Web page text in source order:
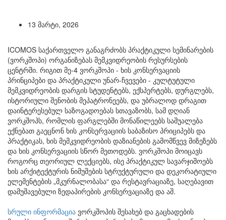
13 მარტი, 2026
ICOMOS საქართველო განაგრძობს პრაქტიკული სემინარების
(ვორკშოპი) ორგანიზებას მემკვიდრეობის რესურსების
ცენტრში. რიგით მე-4 ვორკშოპი - ხის კონსერვაციის
პრინციპები და პრაქტიკული უნარ-ჩვევები - კულტუტული
მემკვიდრეობის დარგის სტუდენტებს, ექსპერტებს, დურგლებს,
ისტორიული შენობის მეპატრონეებს, და უბრალოდ დრაგით
დაინტერესებულ საზოგადოებას სთავაზობს, სამ დღიან
ვორკშოპს, რომლის ფარგლებში მონაწილეებს საშუალება
ექნებათ გაეცნონ ხის კონსერვაციის საბაზისო პრიციპებს და
პრაქტიკას, ხის მემკვიდრეობის დაზიანების გამომწვევ მიზეზებს
და ხის კონსერვაციის სწორ მეთოდებს. ვორკშოპი მოიცავს
როგორც თეორიულ ლექციებს, ისე პრაქტიკულ სავარჯიშოებს
ხის არქიტექტურის ნიმუშების სტრუქტურული და დეკორატიული
ელემენტების „მკურნალობასა“ და რესტავრაციაზე, საღებავით
დამუშავებული ზედაპირების კონსერვაციაზე და აშ.
სრული ინფორმაცია ვორკშოპის შესახებ და გაცხადების